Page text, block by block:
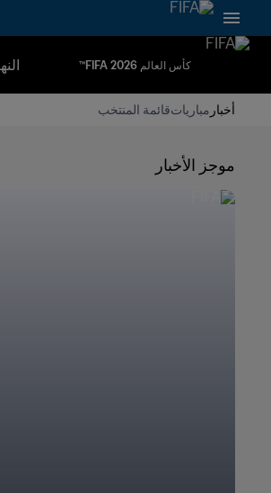
كأس العالم FIFA 2026™
أخبار مبارياتقائمة المنتخب
موجز الأخبار